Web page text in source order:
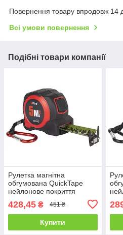
Повернення товару впродовж 14
Всі умови повернення
Подібні товари компанії
Рулетка магнітна
обгумована QuickTape
нейлонове покриття
зачіп автостоп 5м×32мм
Ultra 3821052
428,45 ₴ 451 ₴
Купити